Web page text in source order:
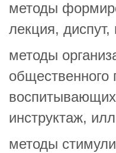
методы
лекция,
методы
общественного
воспитывающих
инструктаж,
методы